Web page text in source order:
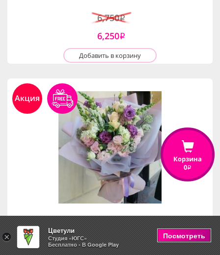
6,750i
6,250i
Добавить в корзину
Акция
Чудесный день
Корзина
0i
×
Цветули
Студия «ЮГС»
Бесплатно - В Google Play
Посмотреть